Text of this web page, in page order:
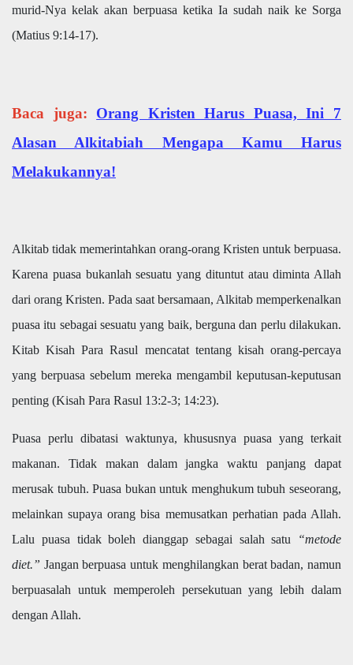
murid-Nya kelak akan berpuasa ketika Ia sudah naik ke Sorga
(Matius 9:14-17).
Baca juga:
Orang Kristen Harus Puasa, Ini 7
Alasan Alkitabiah Mengapa Kamu Harus
Melakukannya!
Alkitab tidak memerintahkan orang-orang Kristen untuk berpuasa.
Karena puasa bukanlah sesuatu yang dituntut atau diminta Allah
dari orang Kristen. Pada saat bersamaan, Alkitab memperkenalkan
puasa itu sebagai sesuatu yang baik, berguna dan perlu dilakukan.
Kitab Kisah Para Rasul mencatat tentang kisah orang-percaya
yang berpuasa sebelum mereka mengambil keputusan-keputusan
penting (Kisah Para Rasul 13:2-3; 14:23).
Puasa perlu dibatasi waktunya, khususnya puasa yang terkait
makanan. Tidak makan dalam jangka waktu panjang dapat
merusak tubuh. Puasa bukan untuk menghukum tubuh seseorang,
melainkan supaya orang bisa memusatkan perhatian pada Allah.
Lalu puasa tidak boleh dianggap sebagai salah satu
“metode
diet.” Jangan berpuasa untuk menghilangkan berat badan, namun
berpuasalah untuk memperoleh persekutuan yang lebih dalam
dengan Allah.